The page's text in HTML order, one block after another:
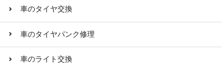
車のタイヤ交換
車のタイヤパンク修理
車のライト交換